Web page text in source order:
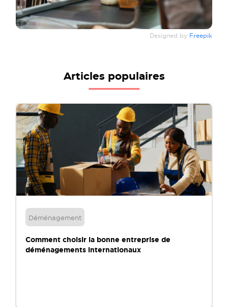
Designed by Freepik
Articles populaires
Déménagement
Comment choisir la bonne entreprise de
déménagements internationaux